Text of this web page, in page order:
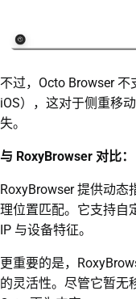
不过，Octo Browser
iOS），这对于侧重移
失。
与 RoxyBrowser 对比：
RoxyBrowser 提供动
理位置匹配。它支持自
IP 与设备特征。
更重要的是，
的灵活性。尽管它暂无